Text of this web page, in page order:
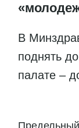
В
поднять
палате –